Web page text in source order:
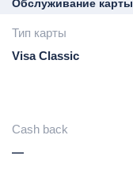
Обслуживание карты
Тип карты
Visa Classic
Cash back
—